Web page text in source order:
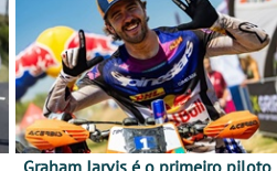
Graham Jarvis é o primeiro piloto